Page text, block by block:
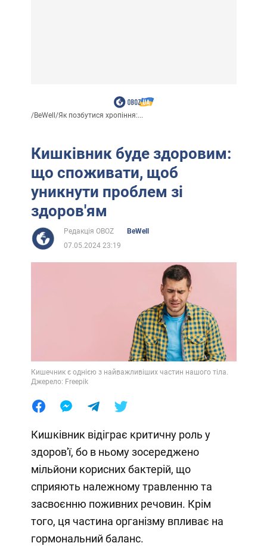
/BeWell/Як позбутися хропіння:...
Кишківник буде здоровим:
що споживати, щоб
уникнути проблем зі
здоров'ям
Редакція OBOZ
BeWell
07.05.2024 23:19
Кишечник є однією з найважливіших частин нашого тіла.
Джерело: Freepik
Кишківник відіграє критичну роль у
здоров'ї, бо в ньому зосереджено
мільйони корисних бактерій, що
сприяють належному травленню та
засвоєнню поживних речовин. Крім
того, ця частина організму впливає на
гормональний баланс.